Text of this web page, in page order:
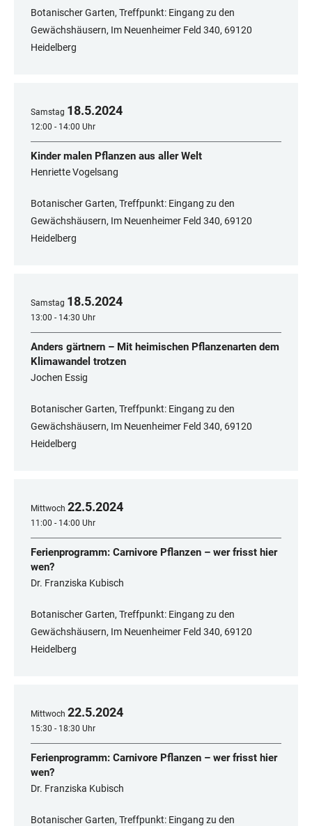
Botanischer Garten, Treffpunkt: Eingang zu den
Gewächshäusern, Im Neuenheimer Feld 340, 69120
Heidelberg
Samstag 18.5.2024
12:00 - 14:00 Uhr
Kinder malen Pflanzen aus aller Welt
Henriette Vogelsang
Botanischer Garten, Treffpunkt: Eingang zu den
Gewächshäusern, Im Neuenheimer Feld 340, 69120
Heidelberg
Samstag 18.5.2024
13:00 - 14:30 Uhr
Anders gärtnern – Mit heimischen Pflanzenarten dem
Klimawandel trotzen
Jochen Essig
Botanischer Garten, Treffpunkt: Eingang zu den
Gewächshäusern, Im Neuenheimer Feld 340, 69120
Heidelberg
Mittwoch 22.5.2024
11:00 - 14:00 Uhr
Ferienprogramm: Carnivore Pflanzen – wer frisst hier
wen?
Dr. Franziska Kubisch
Botanischer Garten, Treffpunkt: Eingang zu den
Gewächshäusern, Im Neuenheimer Feld 340, 69120
Heidelberg
Mittwoch 22.5.2024
15:30 - 18:30 Uhr
Ferienprogramm: Carnivore Pflanzen – wer frisst hier
wen?
Dr. Franziska Kubisch
Botanischer Garten, Treffpunkt: Eingang zu den